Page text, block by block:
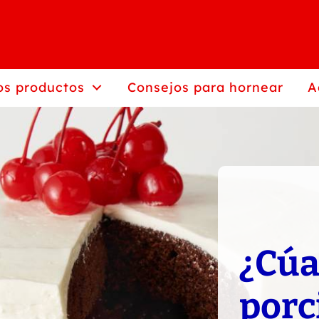
productos Consejos para hornear